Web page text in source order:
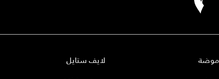
موضة
لايف ستايل